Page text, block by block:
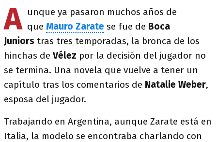
A unque ya pasaron muchos años de
que Mauro Zarate se fue de Boca
Juniors tras tres temporadas, la bronca de los
hinchas de Vélez por la decisión del jugador no
se termina. Una novela que vuelve a tener un
capítulo tras los comentarios de Natalie Weber,
esposa del jugador.
Trabajando en Argentina, aunque Zarate está en
Italia, la modelo se encontraba charlando con